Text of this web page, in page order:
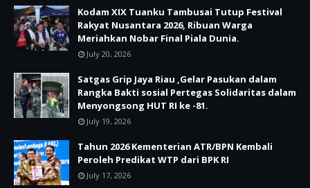
Kodam XIX Tuanku Tambusai Tutup Festival
Rakyat Nusantara 2026, Ribuan Warga
Meriahkan Nobar Final Piala Dunia.
July 20, 2026
Satgas Grip Jaya Riau ,Gelar Pasukan dalam
Rangka Bakti sosial Pertegas Solidaritas dalam
Menyongsong HUT RI ke -81.
July 19, 2026
Tahun 2026 Kementerian ATR/BPN Kembali
Peroleh Predikat WTP dari BPK RI
July 17, 2026